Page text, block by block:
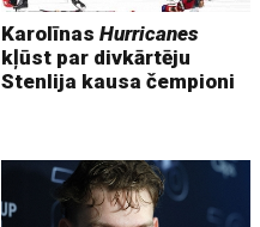
KarolīnasHurricanes
kļūst par divkārtēju
Stenlija kausa čempioni